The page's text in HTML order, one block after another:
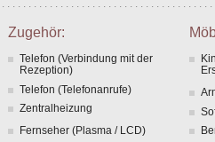
Zugehör:
Telefon (Verbindung mit der
Rezeption)
Telefon (Telefonanrufe)
Zentralheizung
Fernseher (Plasma / LCD)